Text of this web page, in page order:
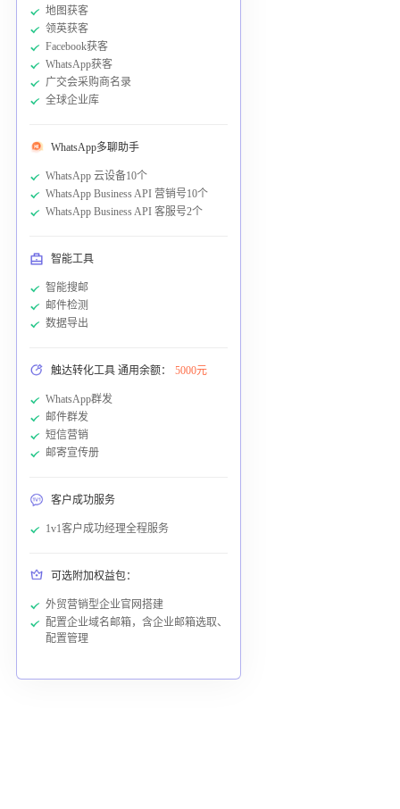
地图获客
领英获客
Facebook获客
WhatsApp获客
广交会采购商名录
全球企业库
WhatsApp多聊助手
WhatsApp 云设备10个
WhatsApp Business API 营销号10个
WhatsApp Business API 客服号2个
智能工具
智能搜邮
邮件检测
数据导出
触达转化工具 通用余额： 5000元
WhatsApp群发
邮件群发
短信营销
邮寄宣传册
客户成功服务
1v1客户成功经理全程服务
可选附加权益包：
外贸营销型企业官网搭建
配置企业域名邮箱，含企业邮箱选取、
配置管理